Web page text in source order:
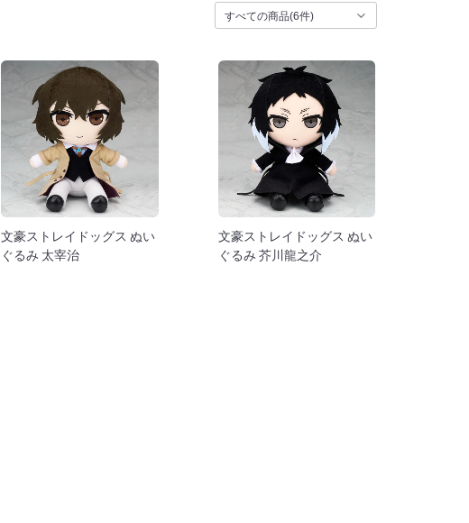
文豪ストレイドッグス ぬい
ぐるみ 太宰治
文豪ストレイドッグス ぬい
ぐるみ 芥川龍之介